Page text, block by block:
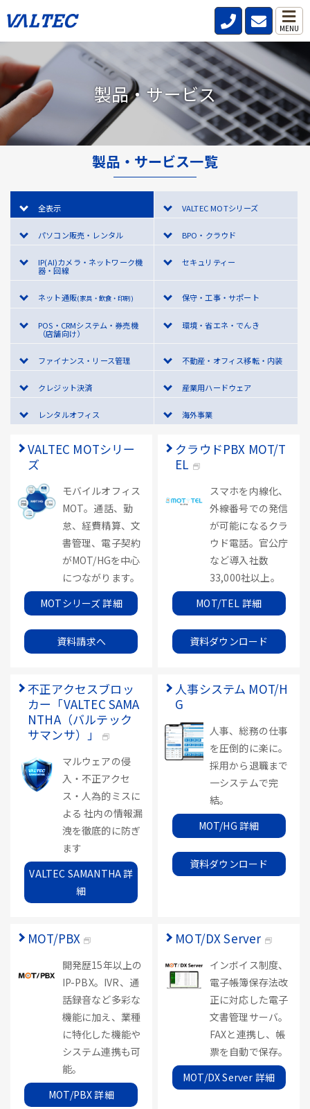
MENU
製品・サービス
製品・サービス一覧
全表示 VALTEC MOTシリーズ
パソコン販売・レンタル BPO・クラウド
IP(AI)カメラ・ネットワーク機
器・回線
セキュリティー
ネット通販(家具・飲食・印刷) 保守・工事・サポート
POS・CRMシステム・券売機
（店舗向け）
環境・省エネ・でんき
ファイナンス・リース管理 不動産・オフィス移転・内装
クレジット決済 産業用ハードウェア
レンタルオフィス 海外事業
VALTEC MOTシリー
ズ
モバイルオフィス
MOT。通話、勤
怠、経費精算、文
書管理、電子契約
がMOT/HGを中心
につながります。
MOTシリーズ 詳細
資料請求へ
クラウドPBX MOT/T
EL
スマホを内線化、
外線番号での発信
が可能になるクラ
ウド電話。官公庁
など導入社数
33,000社以上。
MOT/TEL 詳細
資料ダウンロード
不正アクセスブロッ
カー「VALTEC SAMA
NTHA（バルテック
サマンサ）」
マルウェアの侵
入・不正アクセ
ス・人為的ミスに
よる 社内の情報漏
洩を徹底的に防ぎ
ます
VALTEC SAMANTHA 詳
細
人事システム MOT/H
G
人事、総務の仕事
を圧倒的に楽に。
採用から退職まで
一システムで完
結。
MOT/HG 詳細
資料ダウンロード
MOT/PBX
開発歴15年以上の
IP-PBX。IVR、通
話録音など多彩な
機能に加え、業種
に特化した機能や
システム連携も可
能。
MOT/PBX 詳細
MOT/DX Server
インボイス制度、
電子帳簿保存法改
正に対応した電子
文書管理サーバ。
FAXと連携し、帳
票を自動で保存。
MOT/DX Server 詳細